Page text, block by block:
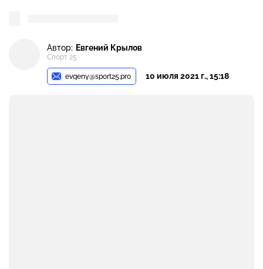
Автор: Евгений Крылов
Спорт 25
evgeny@sport25.pro 10 июля 2021 г., 15:18